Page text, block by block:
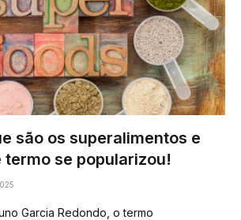
são os superalimentos e
termo se popularizou!
Garcia Redondo, o termo